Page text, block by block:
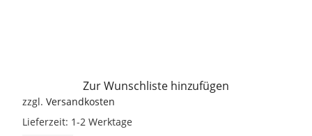
Zur Wunschliste hinzufügen
zzgl.Versandkosten
Lieferzeit: 1-2 Werktage